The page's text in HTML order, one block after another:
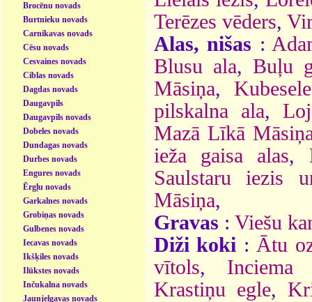
Brocēnu novads
Burtnieku novads
Carnikavas novads
Cēsu novads
Cesvaines novads
Ciblas novads
Dagdas novads
Daugavpils
Daugavpils novads
Dobeles novads
Dundagas novads
Durbes novads
Engures novads
Ērgļu novads
Garkalnes novads
Grobiņas novads
Gulbenes novads
Iecavas novads
Ikšķiles novads
Ilūkstes novads
Inčukalna novads
Jaunjelgavas novads
Terēzes vēders,
Alas, nišas :
Blusu ala,Buļu
Māsiņa,
pilskalna ala,
Mazā Līkā
ieža gaisa alas,
Saulstaru iezis
Māsiņa,
Gravas : Viešu
Diži koki : Ātu
vītols, Inciema
Krastiņu egle,